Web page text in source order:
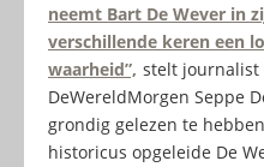
neemt Bart De Wever in
verschillende keren een
waarheid”, stelt journalist
DeWereldMorgen Seppe
grondig gelezen te
historicus opgeleide De